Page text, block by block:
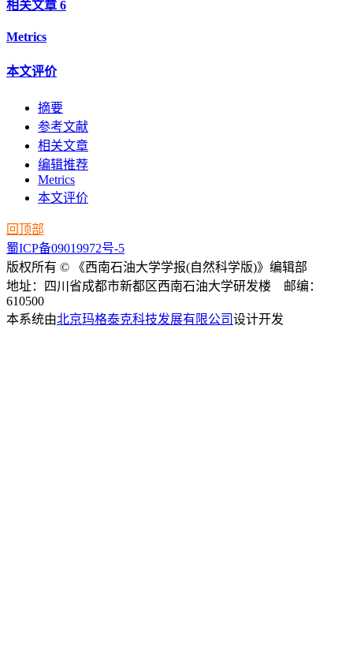
相关文章 6
Metrics
本文评价
摘要
参考文献
相关文章
编辑推荐
Metrics
本文评价
回顶部
蜀ICP备09019972号-5
版权所有 © 《西南石油大学学报(自然科学版)》编辑部
地址：四川省成都市新都区西南石油大学研发楼 邮编：
610500
本系统由北京玛格泰克科技发展有限公司设计开发